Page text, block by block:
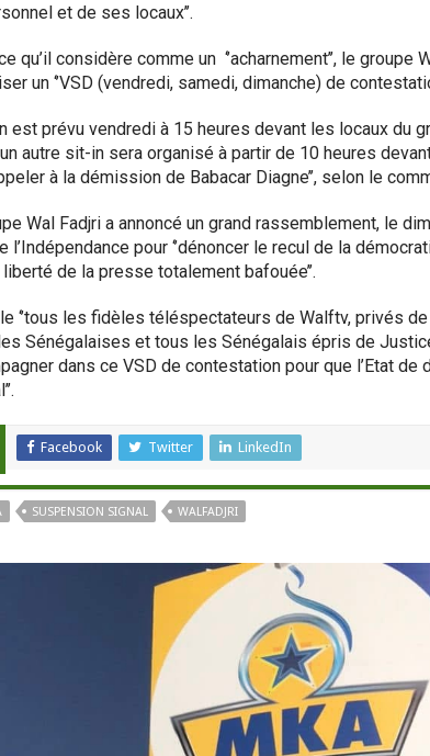
et de ses locaux’’.
qu’il considère comme un ‘’acharnement’’, le groupe
un ‘’VSD (vendredi, samedi, dimanche) de
est prévu vendredi à 15 heures devant les locaux du
autre sit-in sera organisé à partir de 10 heures
à la démission de Babacar Diagne’’, selon le
Wal Fadjri a annoncé un grand rassemblement, le
l’Indépendance pour ‘’dénoncer le recul de la
de la presse totalement bafouée’’.
‘’tous les fidèles téléspectateurs de Walftv, privés
Sénégalaises et tous les Sénégalais épris de
dans ce VSD de contestation pour que l’Etat
Facebook Twitter LinkedIn
SUSPENSION SIGNAL WALFADJRI